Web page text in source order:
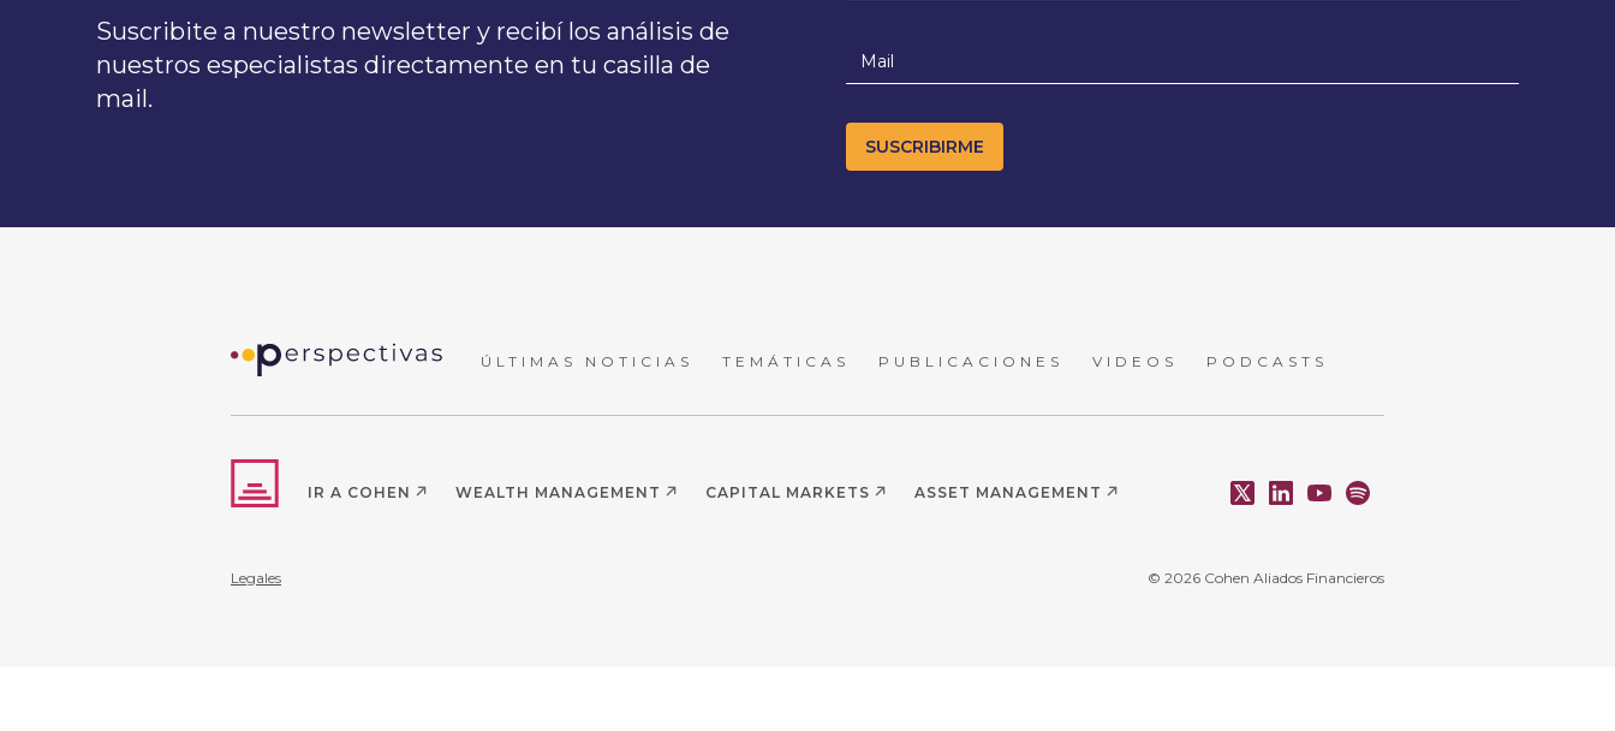
Suscribite a nuestro newsletter y recibí los análisis de
nuestros especialistas directamente en tu casilla de
mail.
ÚLTIMAS NOTICIAS TEMÁTICAS PUBLICACIONES VIDEOS PODCASTS
IR A COHEN WEALTH MANAGEMENT CAPITAL MARKETS ASSET MANAGEMENT
Legales © 2026 Cohen Aliados Financieros